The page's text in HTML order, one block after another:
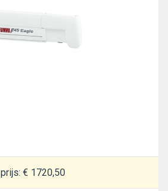
prijs: € 1720,50